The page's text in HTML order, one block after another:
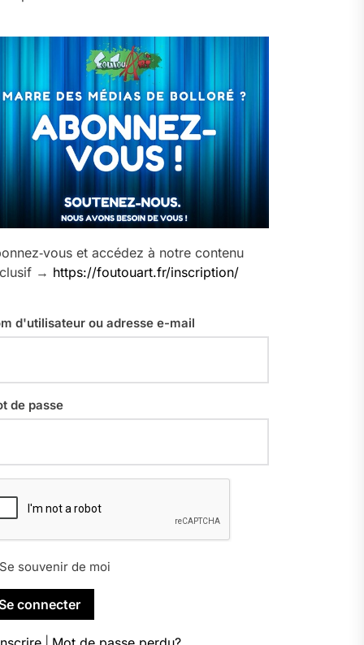
et accédez à notre contenu
→ https://foutouart.fr/inscription/
d'utilisateur ou adresse e-mail
de passe
Se souvenir de moi